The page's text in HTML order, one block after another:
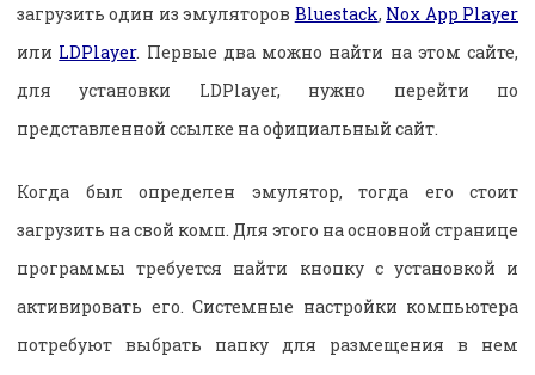
загрузить один из эмуляторов Bluestack, Nox App Player
или LDPlayer. Первые два можно найти на этом сайте,
для установки LDPlayer, нужно перейти по
представленной ссылке на официальный сайт.
Когда был определен эмулятор, тогда его стоит
загрузить на свой комп. Для этого на основной странице
программы требуется найти кнопку с установкой и
активировать его. Системные настройки компьютера
потребуют выбрать папку для размещения в нем